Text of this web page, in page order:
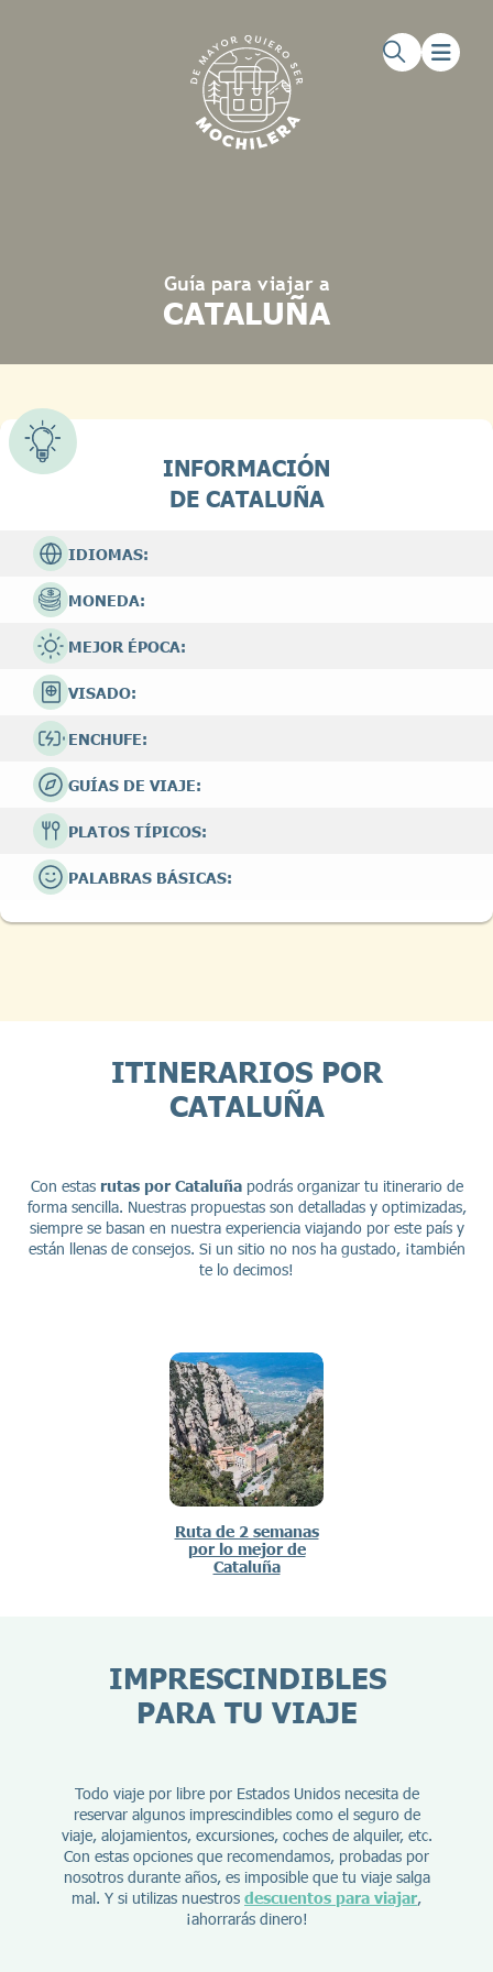
Guía para viajar a
CATALUÑA
INFORMACIÓN
DE CATALUÑA
IDIOMAS:
MONEDA:
MEJOR ÉPOCA:
VISADO:
ENCHUFE:
GUÍAS DE VIAJE:
PLATOS TÍPICOS:
PALABRAS BÁSICAS:
ITINERARIOS POR
CATALUÑA
Con estas rutas por Cataluñapodrás organizar tu itinerario de
forma sencilla. Nuestras propuestas son detalladas y optimizadas,
siempre se basan en nuestra experiencia viajando por este país y
están llenas de consejos. Si un sitio no nos ha gustado, ¡también
te lo decimos!
Ruta de 2 semanas
por lo mejor de
Cataluña
IMPRESCINDIBLES
PARA TU VIAJE
Todo viaje por libre por Estados Unidos necesita de
reservar algunos imprescindibles como el seguro de
viaje, alojamientos, excursiones, coches de alquiler, etc.
Con estas opciones que recomendamos, probadas por
nosotros durante años, es imposible que tu viaje salga
mal. Y si utilizas nuestros descuentos para viajar,
¡ahorrarás dinero!